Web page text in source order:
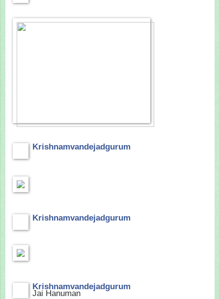
Krishnamvandejadgurum
Krishnamvandejadgurum
Krishnamvandejadgurum
Jai Hanuman